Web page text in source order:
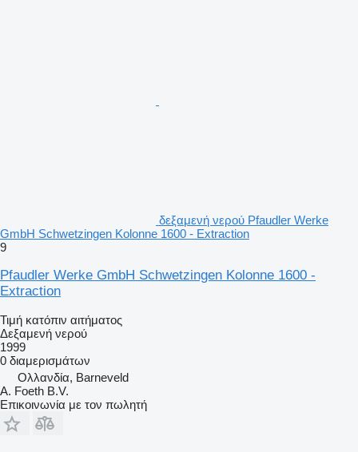
δεξαμενή νερού Pfaudler Werke
GmbH Schwetzingen Kolonne 1600 - Extraction
9
Pfaudler Werke GmbH Schwetzingen Kolonne 1600 -
Extraction
Τιμή κατόπιν αιτήματος
Δεξαμενή νερού
1999
0 διαμερισμάτων
Ολλανδία, Barneveld
A. Foeth B.V.
Επικοινωνία με τον πωλητή